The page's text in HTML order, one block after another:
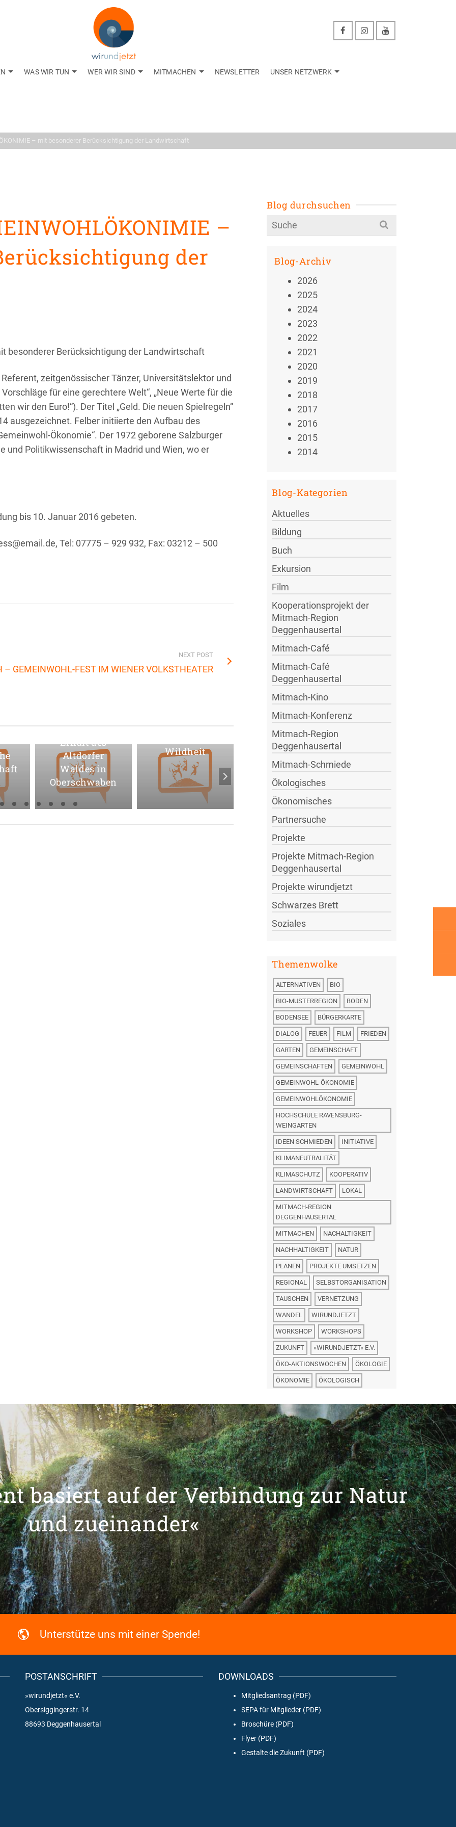
WAS WIR TUN WER WIR SIND MITMACHEN NEWSLETTER UNSER NETZWERK
aus dem Netzwerk
– mit besonderer Berücksichtigung der Landwirtschaft
–
der
besonderer Berücksichtigung der Landwirtschaft
zeitgenössischer Tänzer, Universitätslektor und
für eine gerechtere Welt“, „Neue Werte für die
wir den Euro!“). Der Titel „Geld. Die neuen Spielregeln“
ausgezeichnet. Felber initiierte den Aufbau des
Ökonomie“. Der 1972 geborene Salzburger
und Politikwissenschaft in Madrid und Wien, wo er
bis 10. Januar 2016 gebeten.
Tel: 07775 – 929 932, Fax: 03212 – 500
NEXT POST
GEMEINWOHL-FEST IM WIENER VOLKSTHEATER
Petition für den
Erhalt des
Altdorfer
Waldes in
Oberschwaben
nach der
Wildheit
Stoppt den
Flächenfrass –
Salemer
Aktionsbündnis
Mitmach-
Konferenz in
Blog durchsuchen
Search
for:
Blog-Archiv
2026
2025
2024
2023
2022
2021
2020
2019
2018
2017
2016
2015
2014
Blog-Kategorien
Aktuelles
Bildung
Buch
Exkursion
Film
Kooperationsprojekt der
Mitmach-Region
Deggenhausertal
Mitmach-Café
Mitmach-Café
Deggenhausertal
Mitmach-Kino
Mitmach-Konferenz
Mitmach-Region
Deggenhausertal
Mitmach-Schmiede
Ökologisches
Ökonomisches
Partnersuche
Projekte
Projekte Mitmach-Region
Deggenhausertal
Projekte wirundjetzt
Schwarzes Brett
Soziales
Themenwolke
ALTERNATIVEN BIO
BIO-MUSTERREGION BODEN
BODENSEE BÜRGERKARTE
DIALOG FEUER FILM FRIEDEN
GARTEN GEMEINSCHAFT
GEMEINSCHAFTEN GEMEINWOHL
GEMEINWOHL-ÖKONOMIE
GEMEINWOHLÖKONOMIE
HOCHSCHULE RAVENSBURG-
WEINGARTEN
IDEEN SCHMIEDEN INITIATIVE
KLIMANEUTRALITÄT
KLIMASCHUTZ KOOPERATIV
LANDWIRTSCHAFT LOKAL
MITMACH-REGION
DEGGENHAUSERTAL
MITMACHEN NACHALTIGKEIT
NACHHALTIGKEIT NATUR
PLANEN PROJEKTE UMSETZEN
REGIONAL SELBSTORGANISATION
TAUSCHEN VERNETZUNG
WANDEL WIRUNDJETZT
WORKSHOP WORKSHOPS
ZUKUNFT »WIRUNDJETZT« E.V.
ÖKO-AKTIONSWOCHEN ÖKOLOGIE
ÖKONOMIE ÖKOLOGISCH
basiert auf der Verbindung zur Natur
und zueinander«
Unterstütze uns mit einer Spende!
POSTANSCHRIFT
»wirundjetzt« e.V.
Obersiggingerstr. 14
88693 Deggenhausertal
DOWNLOADS
Mitgliedsantrag (PDF)
SEPA für Mitglieder (PDF)
Broschüre (PDF)
Flyer (PDF)
Gestalte die Zukunft (PDF)